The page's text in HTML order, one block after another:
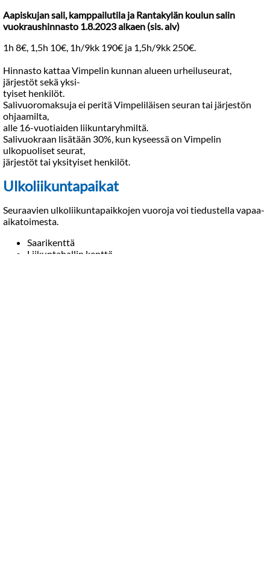
Aapiskujan sali, kamppailutila ja Rantakylän koulun salin
vuokraushinnasto 1.8.2023 alkaen (sis. alv)
1h 8€, 1,5h 10€, 1h/9kk 190€ ja 1,5h/9kk 250€.
Hinnasto kattaa Vimpelin kunnan alueen urheiluseurat,
järjestöt sekä yksi-
tyiset henkilöt.
Salivuoromaksuja ei peritä Vimpeliläisen seuran tai järjestön
ohjaamilta,
alle 16-vuotiaiden liikuntaryhmiltä.
Salivuokraan lisätään 30%, kun kyseessä on Vimpelin
ulkopuoliset seurat,
järjestöt tai yksityiset henkilöt.
Ulkoliikuntapaikat
Seuraavien ulkoliikuntapaikkojen vuoroja voi tiedustella vapaa-
aikatoimesta.
Saarikenttä
Liikuntahallin kenttä